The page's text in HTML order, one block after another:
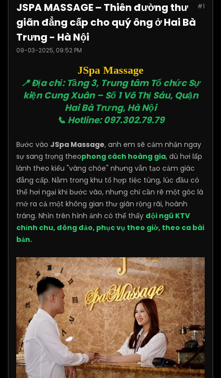
Posts:5577 #1
JSPA MASSAGE – Thiên đường thư
giãn đẳng cấp cho quý ông ở Hai Bà
Trưng - Hà Nội
09-03-2025, 09:52 PM
JSpa Massage
📍 Địa chỉ: Tầng 3, Trung tâm Tổ chức Sự
kiện Cung Xuân – Số 1 Võ Thị Sáu, Quận
Hai Bà Trưng, Hà Nội
📞 Hotline: 097.302.79.79
Bước vào JSpa Massage, anh em sẽ cảm nhận ngay
sự sang trọng theophong cách hoàng gia, dù hơi lấp
lánh theo kiểu "vàng chóe" nhưng vẫn tạo cảm giác
đẳng cấp. Nằm trong khu tổ hợp tiệc tùng, lúc đầu có
thể hơi ngại khi bước vào, nhưng chỉ cần rẽ một góc là
mở ra cả một không gian thư giãn rộng rãi, hoành
tráng. Nhìn trên hình ảnh có thể thấy đội ngũ KTV
chỉnh chu, đông đảo, phục vụ theo giờ, theo ca bài
bản.